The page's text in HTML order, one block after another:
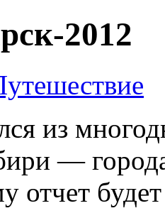
2012
из
—
отчет